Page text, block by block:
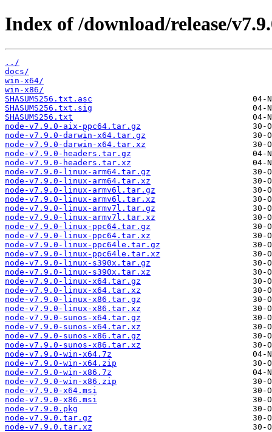
Index of /download/release/
../
docs/
win-x64/
win-x86/
SHASUMS256.txt.asc
SHASUMS256.txt.sig
SHASUMS256.txt
node-v7.9.0-aix-ppc64.tar.gz
node-v7.9.0-darwin-x64.tar.gz
node-v7.9.0-darwin-x64.tar.xz
node-v7.9.0-headers.tar.gz
node-v7.9.0-headers.tar.xz
node-v7.9.0-linux-arm64.tar.gz
node-v7.9.0-linux-arm64.tar.xz
node-v7.9.0-linux-armv6l.tar.gz
node-v7.9.0-linux-armv6l.tar.xz
node-v7.9.0-linux-armv7l.tar.gz
node-v7.9.0-linux-armv7l.tar.xz
node-v7.9.0-linux-ppc64.tar.gz
node-v7.9.0-linux-ppc64.tar.xz
node-v7.9.0-linux-ppc64le.tar.gz
node-v7.9.0-linux-ppc64le.tar.xz
node-v7.9.0-linux-s390x.tar.gz
node-v7.9.0-linux-s390x.tar.xz
node-v7.9.0-linux-x64.tar.gz
node-v7.9.0-linux-x64.tar.xz
node-v7.9.0-linux-x86.tar.gz
node-v7.9.0-linux-x86.tar.xz
node-v7.9.0-sunos-x64.tar.gz
node-v7.9.0-sunos-x64.tar.xz
node-v7.9.0-sunos-x86.tar.gz
node-v7.9.0-sunos-x86.tar.xz
node-v7.9.0-win-x64.7z
node-v7.9.0-win-x64.zip
node-v7.9.0-win-x86.7z
node-v7.9.0-win-x86.zip
node-v7.9.0-x64.msi
node-v7.9.0-x86.msi
node-v7.9.0.pkg
node-v7.9.0.tar.gz
node-v7.9.0.tar.xz